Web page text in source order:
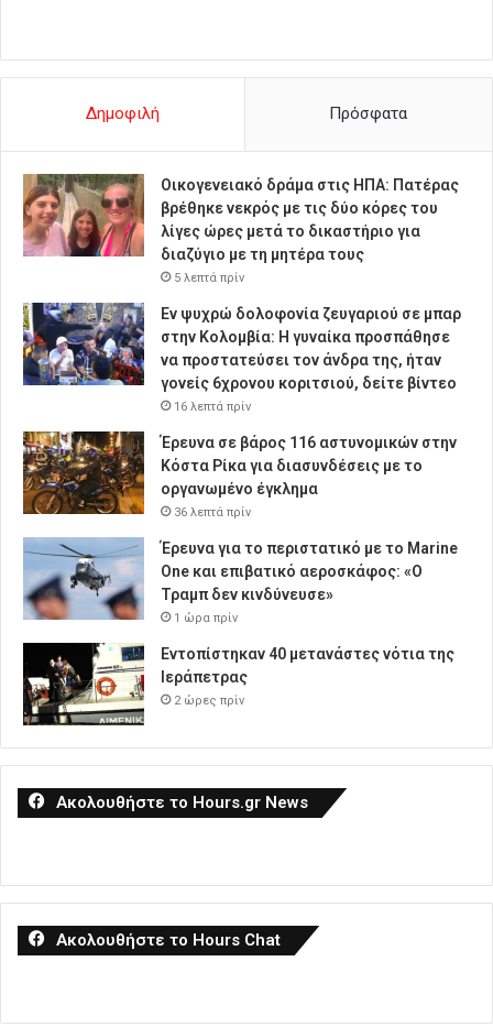
Δημοφιλή Πρόσφατα
Οικογενειακό δράμα στις ΗΠΑ: Πατέρας
βρέθηκε νεκρός με τις δύο κόρες του
λίγες ώρες μετά το δικαστήριο για
διαζύγιο με τη μητέρα τους
5 λεπτά πρίν
Εν ψυχρώ δολοφονία ζευγαριού σε μπαρ
στην Κολομβία: Η γυναίκα προσπάθησε
να προστατεύσει τον άνδρα της, ήταν
γονείς 6χρονου κοριτσιού, δείτε βίντεο
16 λεπτά πρίν
Έρευνα σε βάρος 116 αστυνομικών στην
Κόστα Ρίκα για διασυνδέσεις με το
οργανωμένο έγκλημα
36 λεπτά πρίν
Έρευνα για το περιστατικό με το Marine
One και επιβατικό αεροσκάφος: «Ο
Τραμπ δεν κινδύνευσε»
1 ώρα πρίν
Εντοπίστηκαν 40 μετανάστες νότια της
Ιεράπετρας
2 ώρες πρίν
Ακολουθήστε το Hours.gr News
Ακολουθήστε το Hours Chat